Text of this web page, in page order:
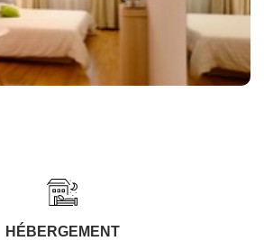
HÉBERGEMENT